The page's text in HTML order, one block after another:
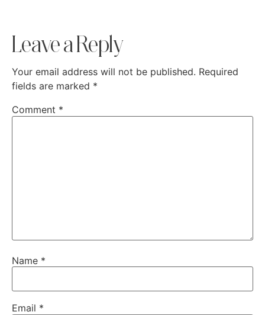
Leave a Reply
Your email address will not be published. Required
fields are marked *
Comment *
Name *
Email *